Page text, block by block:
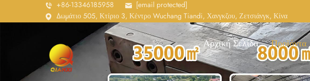
+86-13346185958
[email protected]
Δωμάτιο 505, Κτίριο 3, Κέντρο Wuchang Tiandi, Χανγκζου, Ζετσιάνγκ, Κίνα
Αρχική Σελίδα Προϊόντα